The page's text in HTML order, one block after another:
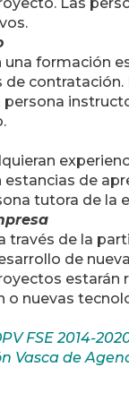
formación
contratación.
de
tutora de la
través de la
de
o nuevas
FSE 2014-
Vasca de